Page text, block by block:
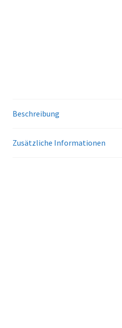
Beschreibung
Zusätzliche Informationen